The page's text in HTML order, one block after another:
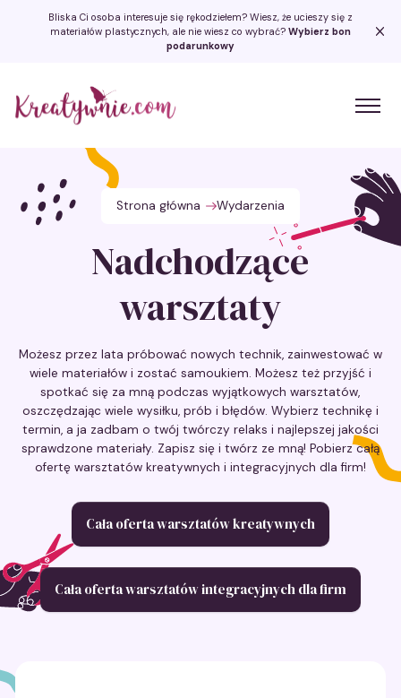
Bliska Ci osoba interesuje się rękodziełem? Wiesz, że ucieszy się z
materiałów plastycznych, ale nie wiesz co wybrać? Wybierz bon
podarunkowy
Kreatywnie.com
Strona główna Wydarzenia
Nadchodzące
warsztaty
Możesz przez lata próbować nowych technik, zainwestować w
wiele materiałów i zostać samoukiem. Możesz też przyjść i
spotkać się za mną podczas wyjątkowych warsztatów,
oszczędzając wiele wysiłku, prób i błędów. Wybierz technikę i
termin, a ja zadbam o twój twórczy relaks i najlepszej jakości
sprawdzone materiały. Zapisz się i twórz ze mną! Pobierz całą
ofertę warsztatów kreatywnych i integracyjnych dla firm!
Cała oferta warsztatów kreatywnych
Cała oferta warsztatów integracyjnych dla firm